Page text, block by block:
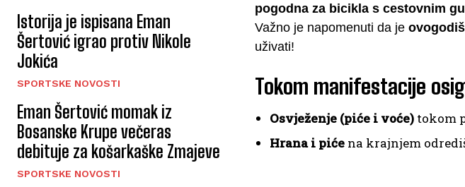
Istorija je ispisana Eman
Šertović igrao protiv Nikole
Jokića
SPORTSKE NOVOSTI
Eman Šertović momak iz
Bosanske Krupe večeras
debituje za košarkaške Zmajeve
SPORTSKE NOVOSTI
pogodna za bicikla s cestovnim
Važno je napomenuti da je
uživati!
Tokom manifestacije
Osvježenje (piće i voće) tokom
Hrana i piće na krajnjem